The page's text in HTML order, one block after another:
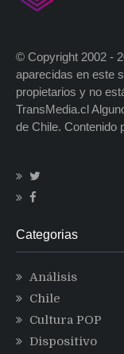
© Copyright 2002 -
aparecidas en este
propietarios y no
TransMedia.cl
de Chile. Contenido
Categorias
Análisis
Chile
Cultura POP
Dispositivo